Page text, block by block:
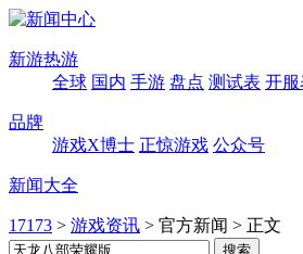
新游热游
全球 国内 手游 盘点 测试表 开服
品牌
游戏X博士 正惊游戏 公众号
新闻大全
17173 > 游戏资讯 > 官方新闻 > 正文